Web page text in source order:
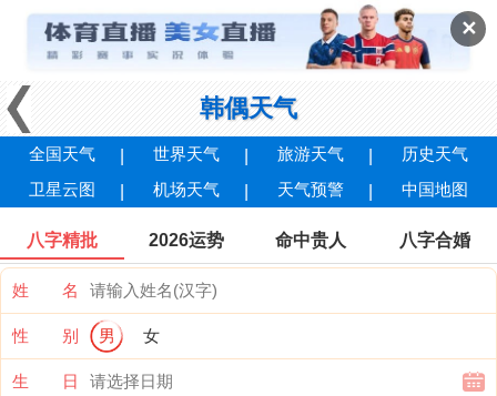
✕
韩偶天气
全国天气 世界天气 旅游天气
历史天气
卫星云图
机场天气 天气预警 中国地图
八字精批 2026运势 命中贵人 八字合婚
姓 名
性 别 男 女
生 日